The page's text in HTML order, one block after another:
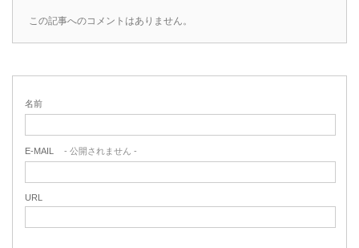
この記事へのコメントはありません。
名前
E-MAIL - 公開されません -
URL